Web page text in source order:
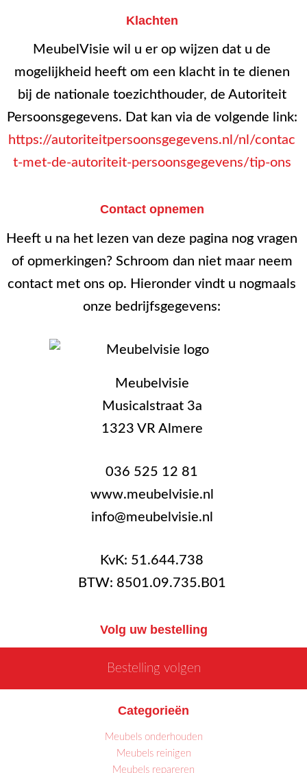
Klachten
MeubelVisie wil u er op wijzen dat u de
mogelijkheid heeft om een klacht in te dienen
bij de nationale toezichthouder, de Autoriteit
Persoonsgegevens. Dat kan via de volgende link:
https://autoriteitpersoonsgegevens.nl/nl/contac
t-met-de-autoriteit-persoonsgegevens/tip-ons
Contact opnemen
Heeft u na het lezen van deze pagina nog vragen
of opmerkingen? Schroom dan niet maar neem
contact met ons op. Hieronder vindt u nogmaals
onze bedrijfsgegevens:
Meubelvisie
Musicalstraat 3a
1323 VR Almere
036 525 12 81
www.meubelvisie.nl
info@meubelvisie.nl
KvK: 51.644.738
BTW: 8501.09.735.B01
Volg uw bestelling
Bestelling volgen
Categorieën
Meubels onderhouden
Meubels reinigen
Meubels repareren